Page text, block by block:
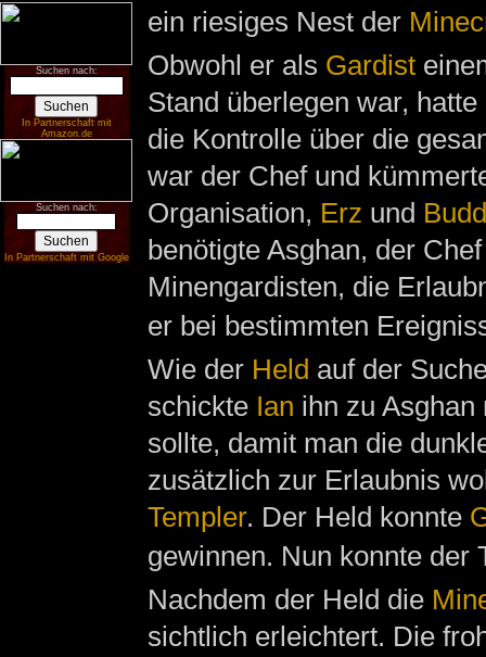
Suchen nach:
In Partnerschaft mit
Amazon.de
Suchen nach:
In Partnerschaft mit Google
ein riesiges Nest der
Obwohl er als Gardist
Stand überlegen war,
die Kontrolle über die
war der Chef und
Organisation, Erz und
benötigte Asghan, der
Minengardisten, die
er bei bestimmten
Wie der Held auf der
schickte Ian ihn zu
sollte, damit man die
zusätzlich zur Erlaubnis
Templer. Der Held konnte
gewinnen. Nun konnte der
Nachdem der Held die
sichtlich erleichtert. Die